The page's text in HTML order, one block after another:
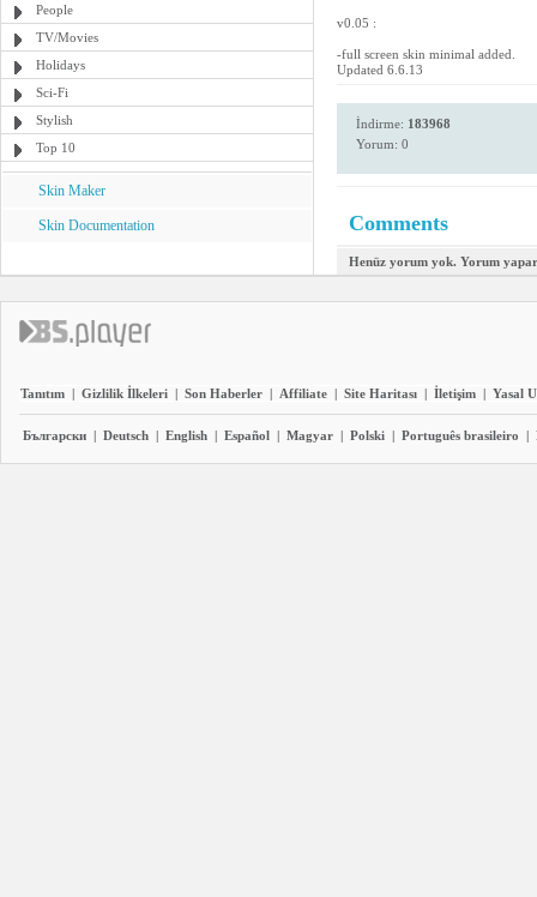
People
TV/Movies
Holidays
Sci-Fi
Stylish
Top 10
Skin Maker
Skin Documentation
v0.05 :
-full screen skin minimal added.
Updated 6.6.13
İndirme: 183968
Yorum: 0
Comments
Henüz yorum yok. Yorum
Tanıtım | Gizlilik İlkeleri | Son Haberler | Affiliate | Site Haritası | İletişim | Yasal
Български | Deutsch | English | Español | Magyar | Polski | Português brasileiro |